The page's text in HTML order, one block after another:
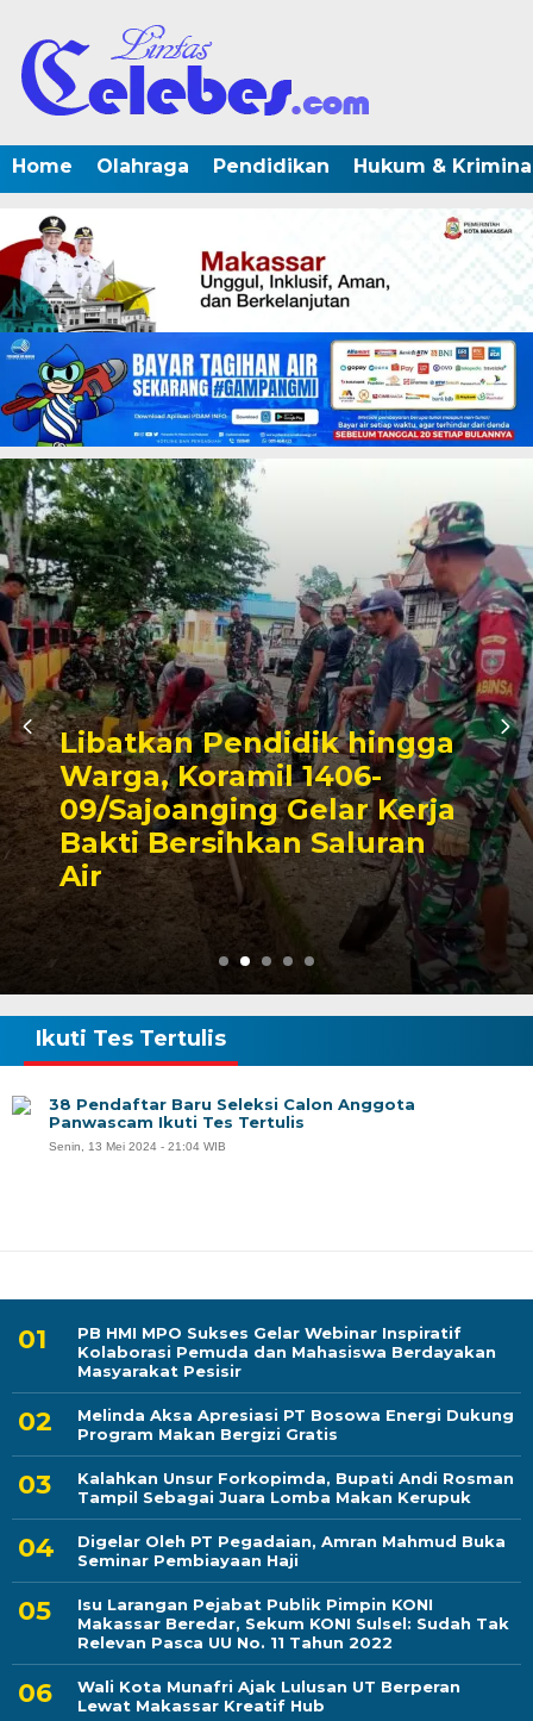
Home Olahraga Pendidikan Hukum &
Triwulan II 2026,
Pendapatan Makassar
Capai 49 Persen,
Rp130 Miliar
PB HMI MPO Sukses Gelar Webinar Inspiratif
Kolaborasi Pemuda dan Mahasiswa Berdayakan
Masyarakat Pesisir
Melinda Aksa Apresiasi PT Bosowa Energi Dukung
Program Makan Bergizi Gratis
Kalahkan Unsur Forkopimda, Bupati Andi Rosman
Tampil Sebagai Juara Lomba Makan Kerupuk
Digelar Oleh PT Pegadaian, Amran Mahmud Buka
Seminar Pembiayaan Haji
Isu Larangan Pejabat Publik Pimpin KONI
Makassar Beredar, Sekum KONI Sulsel: Sudah Tak
Relevan Pasca UU No. 11 Tahun 2022
Wali Kota Munafri Ajak Lulusan UT Berperan
Lewat Makassar Kreatif Hub
Ikuti Tes Tertulis
38 Pendaftar Baru Seleksi Calon Anggota
Panwascam Ikuti Tes Tertulis
Senin, 13 Mei 2024 - 21:04 WIB